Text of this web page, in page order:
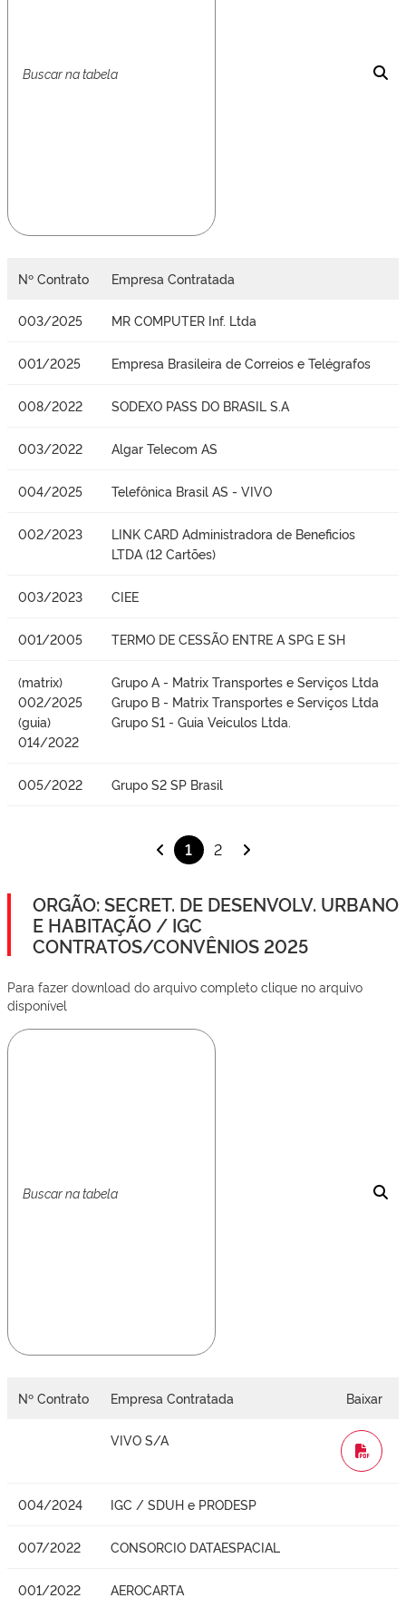
Nº Contrato Empresa Contratada
003/2025 MR COMPUTER Inf. Ltda
001/2025 Empresa Brasileira de Correios e Telégrafos
008/2022 SODEXO PASS DO BRASIL S.A
003/2022 Algar Telecom AS
004/2025 Telefônica Brasil AS - VIVO
002/2023
LINK CARD Administradora de Beneficios
LTDA (12 Cartões)
003/2023 CIEE
001/2005 TERMO DE CESSÃO ENTRE A SPG E SH
(matrix)
002/2025
(guia)
014/2022
Grupo A - Matrix Transportes e Serviços Ltda
Grupo B - Matrix Transportes e Serviços Ltda
Grupo S1 - Guia Veiculos Ltda.
005/2022 Grupo S2 SP Brasil
1 2
ORGÃO: SECRET. DE DESENVOLV. URBANO
E HABITAÇÃO / IGC
CONTRATOS/CONVÊNIOS 2025
Para fazer download do arquivo completo clique no arquivo
disponível
Nº Contrato Empresa Contratada Baixar
VIVO S/A
WORD
004/2024 IGC / SDUH e PRODESP
007/2022 CONSORCIO DATAESPACIAL
001/2022 AEROCARTA